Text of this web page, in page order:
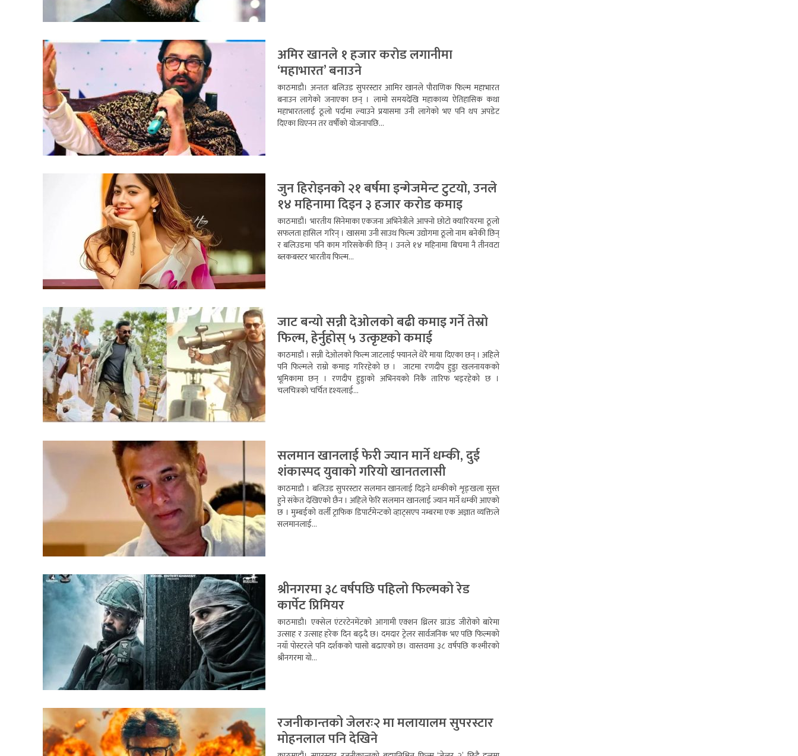
अमिर खानले १ हजार कराेड लगानीमा
‘महाभारत’ बनाउने
काठमाडौ। अन्ततः बलिउड सुपरस्टार आमिर खानले पौराणिक फिल्म महाभारत
बनाउन लागेको जनाएका छन् । लामो समयदेखि महाकाव्य ऐतिहासिक कथा
महाभारतलाई ठूलो पर्दामा ल्याउने प्रयासमा उनी लागेको भए पनि थप अपडेट
दिएका थिएनन तर वर्षौंको योजनापछि...
जुन हिराेइनकाे २१ बर्षमा इन्गेजमेन्ट टुटयाे, उनले
१४ महिनामा दिइन ३ हजार करोड कमाइ
काठमाडौं। भारतीय सिनेमाका एकजना अभिनेत्रीले आफ्नो छोटो क्यारियरमा ठूलो
सफलता हासिल गरिन् । खासमा उनी साउथ फिल्म उद्योगमा ठूलो नाम बनेकी छिन्
र बलिउडमा पनि काम गरिसकेकी छिन् । उनले १४ महिनामा बिचमा नै तीनवटा
ब्लकबस्टर भारतीय फिल्म...
जाट बन्यो सन्नी देओलको बढी कमाइ गर्ने तेस्रो
फिल्म, हेर्नुहोस् ५ उत्कृष्टको कमाई
काठमाडौं । सन्नी देओलको फिल्म जाटलाई फ्यानले धेरै माया दिएका छन् । अहिले
पनि फिल्मले राम्रो कमाइ गरिरहेको छ । जाटमा रणदीप हुड्डा खलनायकको
भूमिकामा छन् । रणदीप हुड्डाको अभिनयको निकै तारिफ भइरहेको छ ।
चलचित्रको चर्चित दृश्यलाई...
सलमान खानलाई फेरी ज्यान मार्ने धम्की, दुई
शंकास्पद युवाको गरियो खानतलासी
काठमाडौ । बलिउड सुपरस्टार सलमान खानलाई दिइने धम्कीको शृङ्खला सुस्त
हुने संकेत देखिएको छैन । अहिले फेरि सलमान खानलाई ज्यान मार्ने धम्की आएको
छ । मुम्बईको वर्ली ट्राफिक डिपार्टमेन्टको व्हाट्सएप नम्बरमा एक अज्ञात व्यक्तिले
सलमानलाई...
श्रीनगरमा ३८ वर्षपछि पहिलो फिल्मको रेड
कार्पेट प्रिमियर
काठमाडौ। एक्सेल एंटरटेनमेंटको आगामी एक्शन थ्रिलर ग्राउंड जीरोको बारेमा
उत्साह र उत्साह हरेक दिन बढ्दै छ। दमदार ट्रेलर सार्वजनिक भए पछि फिल्मको
नयाँ पोस्टरले पनि दर्शकको चासो बढाएको छ। वास्तवमा ३८ वर्षपछि कश्मीरको
श्रीनगरमा यो...
रजनीकान्तको जेलरः२ मा मलायालम सुपरस्टार
मोहनलाल पनि देखिने